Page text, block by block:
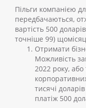
Пільги компанією
передбачаються,
вартість 500
точніше 99)
Отримати
Можливість
2022 року,
тисячі
платіж 500